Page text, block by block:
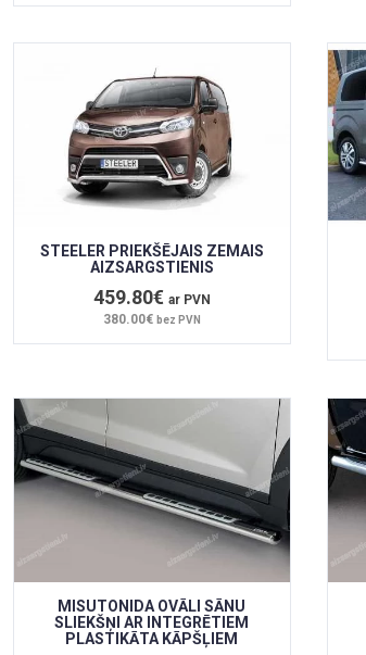
STEELER PRIEKŠĒJAIS ZEMAIS
AIZSARGSTIENIS
459.80€ ar PVN
380.00€ bez PVN
MISUTONIDA OVĀLI SĀNU
SLIEKŠŅI AR INTEGRĒTIEM
PLASTIKĀTA KĀPŠĻIEM